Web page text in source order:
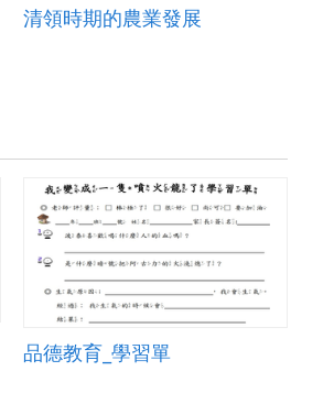
清領時期的農業發展
品德教育_學習單